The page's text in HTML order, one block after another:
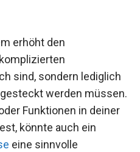
erhöht den
sind, sondern lediglich
werden müssen.
Funktionen in deiner
könnte auch ein
eine sinnvolle